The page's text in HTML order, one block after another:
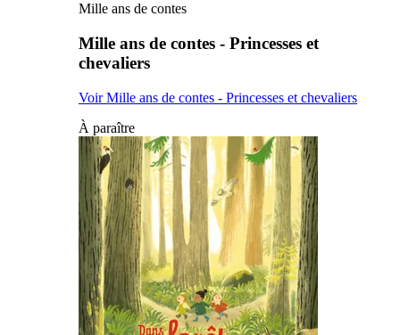
Mille ans de contes
Mille ans de contes - Princesses et
chevaliers
Voir Mille ans de contes - Princesses et chevaliers
À paraître